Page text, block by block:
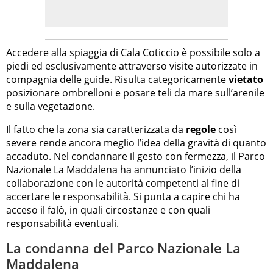
Accedere alla spiaggia di Cala Coticcio è possibile solo a
piedi ed esclusivamente attraverso visite autorizzate in
compagnia delle guide. Risulta categoricamentevietato
posizionare ombrelloni e posare teli da mare sull’arenile
e sulla vegetazione.
Il fatto che la zona sia caratterizzata da regole così
severe rende ancora meglio l’idea della gravità di quanto
accaduto. Nel condannare il gesto con fermezza, il Parco
Nazionale La Maddalena ha annunciato l’inizio della
collaborazione con le autorità competenti al fine di
accertare le responsabilità. Si punta a capire chi ha
acceso il falò, in quali circostanze e con quali
responsabilità eventuali.
La condanna del Parco Nazionale La
Maddalena